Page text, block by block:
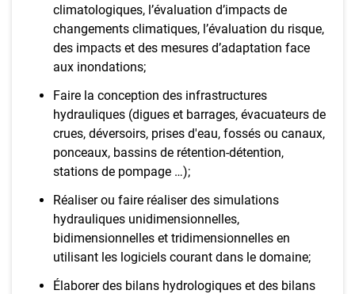
climatologiques, l’évaluation d’impacts de
changements climatiques, l’évaluation du risque,
des impacts et des mesures d’adaptation face
aux inondations;
Faire la conception des infrastructures
hydrauliques (digues et barrages, évacuateurs de
crues, déversoirs, prises d'eau, fossés ou canaux,
ponceaux, bassins de rétention-détention,
stations de pompage …);
Réaliser ou faire réaliser des simulations
hydrauliques unidimensionnelles,
bidimensionnelles et tridimensionnelles en
utilisant les logiciels courant dans le domaine;
Élaborer des bilans hydrologiques et des bilans